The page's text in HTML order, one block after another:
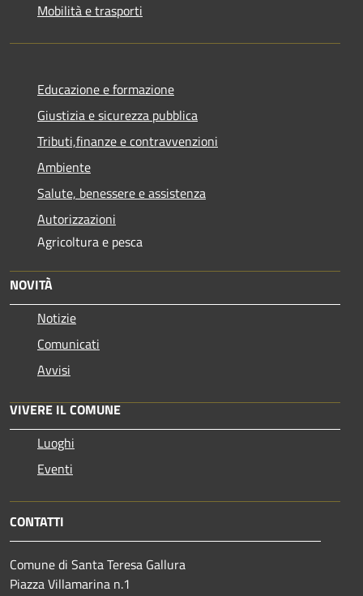
Mobilità e trasporti
Educazione e formazione
Giustizia e sicurezza pubblica
Tributi,finanze e contravvenzioni
Ambiente
Salute, benessere e assistenza
Autorizzazioni
Agricoltura e pesca
NOVITÀ
Notizie
Comunicati
Avvisi
VIVERE IL COMUNE
Luoghi
Eventi
CONTATTI
Comune di Santa Teresa Gallura
Piazza Villamarina n.1